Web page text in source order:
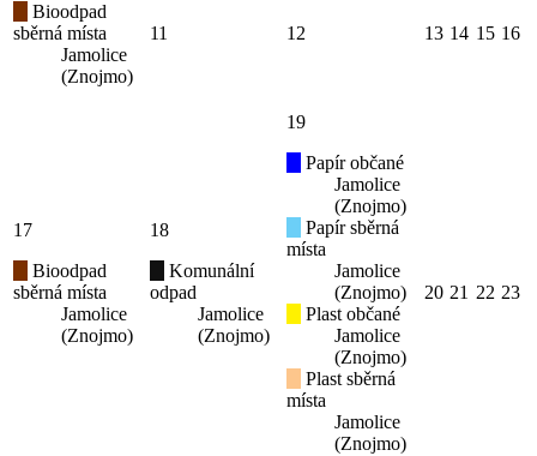
Bioodpad
sběrná místa
Jamolice
(Znojmo)
11 12 13 14 15 16
17
Bioodpad
sběrná místa
Jamolice
(Znojmo)
18
Komunální
odpad
Jamolice
(Znojmo)
19
Papír občané
Jamolice
(Znojmo)
Papír sběrná
místa
Jamolice
(Znojmo)
Plast občané
Jamolice
(Znojmo)
Plast sběrná
místa
Jamolice
(Znojmo)
20 21 22 23